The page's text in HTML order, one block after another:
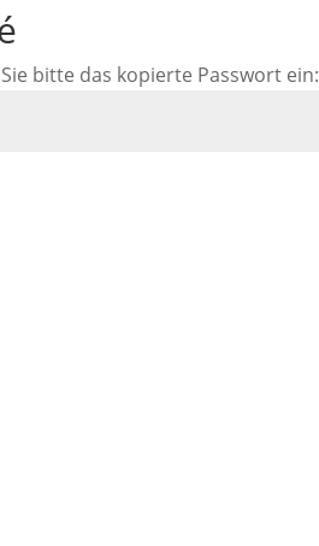
bitte das kopierte Passwort ein: